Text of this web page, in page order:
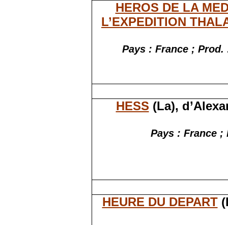
HEROS DE LA
L’EXPEDITION
Pays : France ; Prod.
HESS (La),
Pays : France ;
HEURE DU DEPART